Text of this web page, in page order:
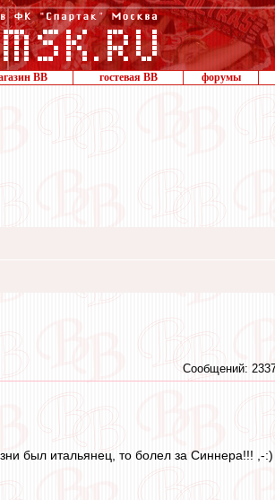
ВВ гостевая ВВ форумы
Сообщений:
был итальянец, то болел за Синнера!!! ,-:)